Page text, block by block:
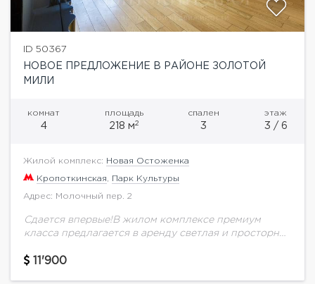
ID 50367
НОВОЕ ПРЕДЛОЖЕНИЕ В РАЙОНЕ ЗОЛОТОЙ
МИЛИ
комнат
4
площадь
218 м2
спален
3
этаж
3 / 6
Жилой комплекс: Новая Остоженка
Кропоткинская Парк Культуры
Адрес: Молочный пер. 2
Сдается впервые!В жилом комплексе премиум
класса предлагается в аренду светлая и просторная
ремонт, В квартире минимум мебели, много мест
11'900